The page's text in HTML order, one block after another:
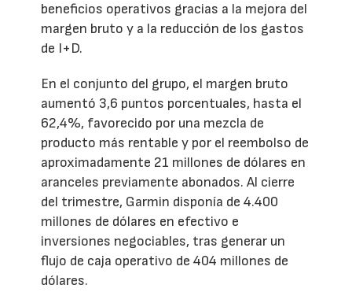
beneficios operativos gracias a la mejora del
margen bruto y a la reducción de los gastos
de I+D.
En el conjunto del grupo, el margen bruto
aumentó 3,6 puntos porcentuales, hasta el
62,4%, favorecido por una mezcla de
producto más rentable y por el reembolso de
aproximadamente 21 millones de dólares en
aranceles previamente abonados. Al cierre
del trimestre, Garmin disponía de 4.400
millones de dólares en efectivo e
inversiones negociables, tras generar un
flujo de caja operativo de 404 millones de
dólares.